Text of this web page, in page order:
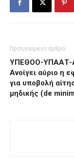
Προηγούμενο άρθρο
ΥΠΕΘΟΟ-ΥΠΑΑΤ-
Ανοίγει αύριο η
για υποβολή
μηδικής (de